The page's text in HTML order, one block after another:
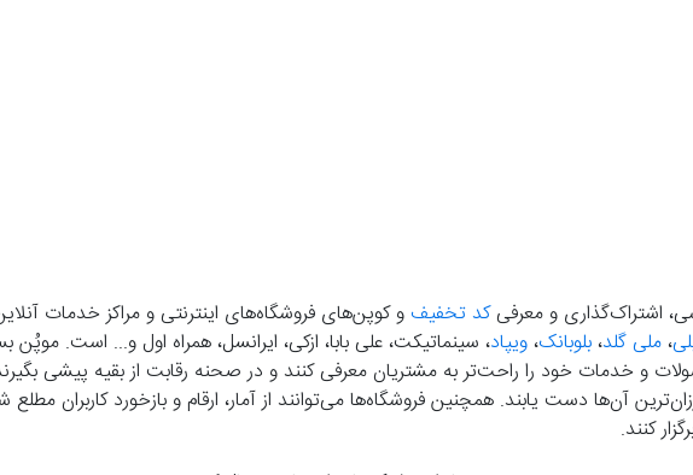
اشتراک‌گذاری و معرفیکد تخفیفو کوپن‌های فروشگاه‌های اینترنتی و مراکز خدمات
، ملی گلد، بلوبانک، ویپاد، سینماتیکت، علی بابا، ازکی، ایرانسل، همراه اول و... است.
و خدمات خود را راحت‌تر به مشتریان معرفی کنند و در صحنه رقابت از بقیه پیشی بگیرند
آن‌ها دست‌ یابند. همچنین فروشگاه‌ها می‌توانند از آمار، ارقام و بازخورد کاربران
کنند.